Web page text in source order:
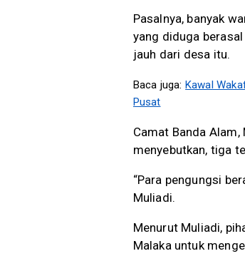
Pasalnya, banyak
yang diduga
jauh dari desa itu.
Baca juga: Kawal
Pusat
Camat Banda
menyebutkan, tiga
“Para pengungsi
Muliadi.
Menurut Muliadi,
Malaka untuk